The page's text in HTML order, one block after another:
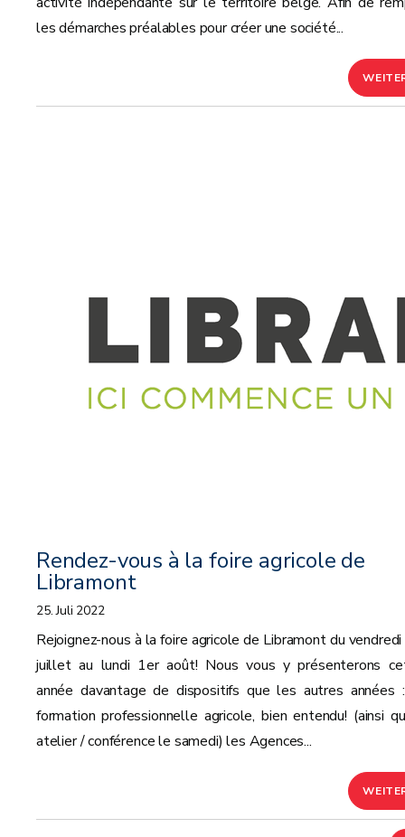
les démarches préalables pour créer une société...
Rendez-vous à la foire agricole de
Libramont
25. Juli 2022
Rejoignez-nous à la foire agricole de Libramont du
juillet au lundi 1er août! Nous vous y présenterons
année davantage de dispositifs que les autres années
formation professionnelle agricole, bien entendu! (ainsi
atelier / conférence le samedi) les Agences...